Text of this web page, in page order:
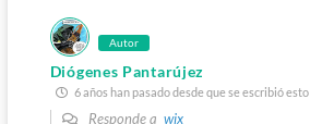
Autor
Diógenes Pantarújez
6 años han pasado desde que se escribió esto
Responde a wix